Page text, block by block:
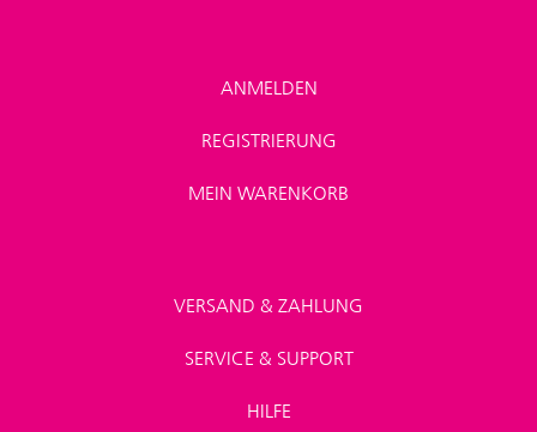
ANMELDEN
REGISTRIERUNG
MEIN WARENKORB
VERSAND & ZAHLUNG
SERVICE & SUPPORT
HILFE